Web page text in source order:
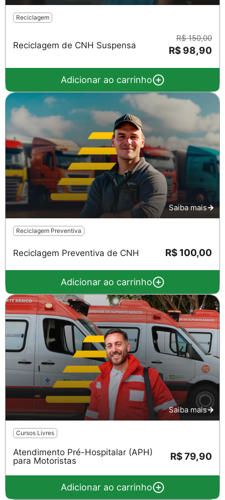
Salvar
Reciclagem
Reciclagem de CNH Suspensa
R$ 150,00
R$ 98,90
Adicionar ao carrinho
Saiba mais
Reciclagem Preventiva
Reciclagem Preventiva de CNH R$ 100,00
Adicionar ao carrinho
Saiba mais
Cursos Livres
Atendimento Pré-Hospitalar (APH)
para Motoristas
R$ 79,90
Adicionar ao carrinho